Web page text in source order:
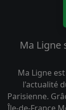
Ma Ligne
Ma Ligne
l'actualité
Parisienne.